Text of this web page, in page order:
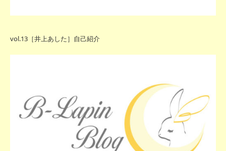
vol.13［井上あした］自己紹介